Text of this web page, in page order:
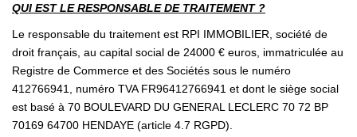
QUI EST LE RESPONSABLE DE TRAITEMENT ?
Le responsable du traitement est RPI IMMOBILIER, société de
droit français, au capital social de 24000 € euros, immatriculée au
Registre de Commerce et des Sociétés sous le numéro
412766941, numéro TVA FR96412766941 et dont le siège social
est basé à 70 BOULEVARD DU GENERAL LECLERC 70 72 BP
70169 64700 HENDAYE (article 4.7 RGPD).